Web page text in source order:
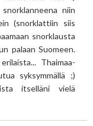
niin
(snorklattiin siis
snorklausta
palaan Suomeen.
Thaimaa-
syksymmällä ;)
itselläni vielä